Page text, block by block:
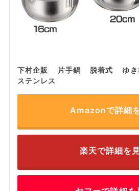
下村企販 片手鍋 脱着式 ゆき
ステンレス
Amazonで詳細
楽天で詳細を